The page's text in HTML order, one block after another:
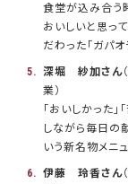
食堂が込み合う
おいしいと思っ
だわった「ガパオ
深堀 紗加さん
業）
「おいしかった
しながら毎日の
いう新名物メニ
伊藤 玲香さん